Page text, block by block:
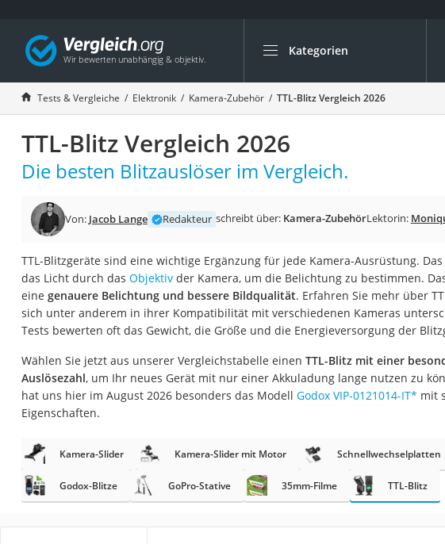
Kategorien
Die beliebtesten Vergleiche nach
Elektronik
Powerstation
Monitor 32 Zoll 4K
Fernseher
Desktop-PC
Diascanner
Laser-Multifunktionsdrucker
Powerline-Adapter
Powerstation mit Solarpanel
Gaming-PC
Soundbar
Satellitenschüssel
Gaming-Headset
Schnurloses Telefon
Tests & Vergleiche Elektronik Kamera-Zubehör TTL-Blitz Vergleich 2026
TTL-Blitz Vergleich 2026
Die besten Blitzauslöser im Vergleich.
Von: Jacob Lange Redakteur schreibt über: Kamera-ZubehörLektorin:
TTL-Blitzgeräte sind eine wichtige Ergänzung für jede Kamera-Ausrüstung.
das Licht durch das Objektivder Kamera, um die Belichtung zu bestimmen.
eine genauere Belichtung und bessere Bildqualität. Erfahren Sie mehr über
sich unter anderem in ihrer Kompatibilität mit verschiedenen Kameras
Tests bewerten oft das Gewicht, die Größe und die Energieversorgung der
Wählen Sie jetzt aus unserer Vergleichstabelle einen TTL-Blitz mit einer
Auslösezahl, um Ihr neues Gerät mit nur einer Akkuladung lange nutzen zu
hat uns hier im August 2026 besonders das Modell Godox VIP-0121014-IT* mit
Eigenschaften.
Kamera-Slider Kamera-Slider mit Motor Schnellwechselplatten
Godox-Blitze GoPro-Stative 35mm-Filme TTL-Blitz